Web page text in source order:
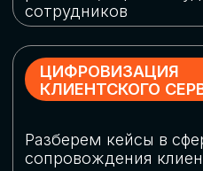
Оставьте заявку, мы направим
программу конференции
СКАЧАТЬ